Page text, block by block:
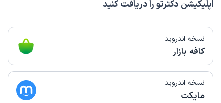
اپلیکیشن دکترتو را دریافت کنید
نسخه اندروید
کافه بازار
نسخه اندروید
مایکت